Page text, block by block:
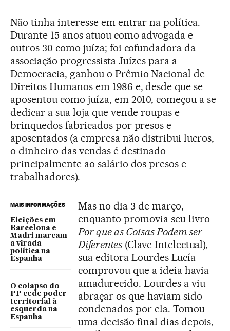
Não tinha interesse em entrar na política.
Durante 15 anos atuou como advogada e
outros 30 como juíza; foi cofundadora da
associação progressista Juízes para a
Democracia, ganhou o Prêmio Nacional de
Direitos Humanos em 1986 e, desde que se
aposentou como juíza, em 2010, começou a se
dedicar a sua loja que vende roupas e
brinquedos fabricados por presos e
aposentados (a empresa não distribui lucros,
o dinheiro das vendas é destinado
principalmente ao salário dos presos e
trabalhadores).
MAIS INFORMAÇÕES
Eleições em
Barcelona e
Madri marcam
a virada
política na
Espanha
O colapso do
PP cede poder
territorial à
esquerda na
Espanha
Mas no dia 3 de março,
enquanto promovia seu livro
Por que as Coisas Podem ser
Diferentes(Clave Intelectual),
sua editora Lourdes Lucía
comprovou que a ideia havia
amadurecido. Lourdes a viu
abraçar os que haviam sido
condenados por ela. Tomou
uma decisão final dias depois,